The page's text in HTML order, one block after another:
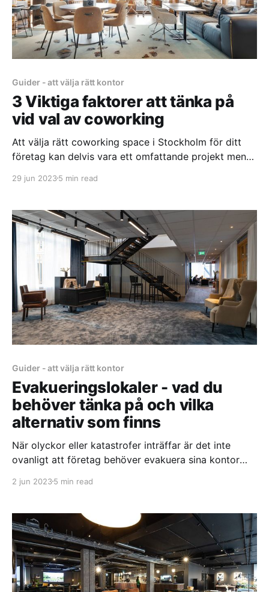
Guider - att välja rätt kontor
3 Viktiga faktorer att tänka på
vid val av coworking
Att välja rätt coworking space i Stockholm för ditt
företag kan delvis vara ett omfattande projekt men
produktivitet, trivsel och tillväxt. En professionell och
samarbete och skapar en positiv image för ditt
företag, medan en oprofessionell arbetsplats gör
29 jun 20235 min read
Guider - att välja rätt kontor
Evakueringslokaler - vad du
behöver tänka på och vilka
alternativ som finns
När olyckor eller katastrofer inträffar är det inte
ovanligt att företag behöver evakuera sina kontor
kontorslokaler. Att snabbt hitta och etablera ett nytt
avgörande för att säkerställa smidig
företagskontinuitet och minimera avbrott i
verksamheten. I det här
2 jun 20235 min read